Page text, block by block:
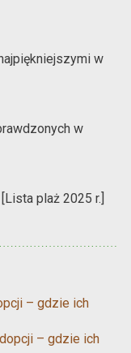
w
w
plaż 2025 r.]
– gdzie ich
– gdzie ich